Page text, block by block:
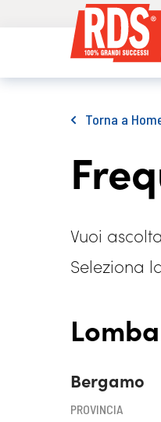
Torna a
Vuoi
Seleziona
Bergamo
PROVINCIA